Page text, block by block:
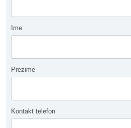
Ime
Prezime
Kontakt telefon